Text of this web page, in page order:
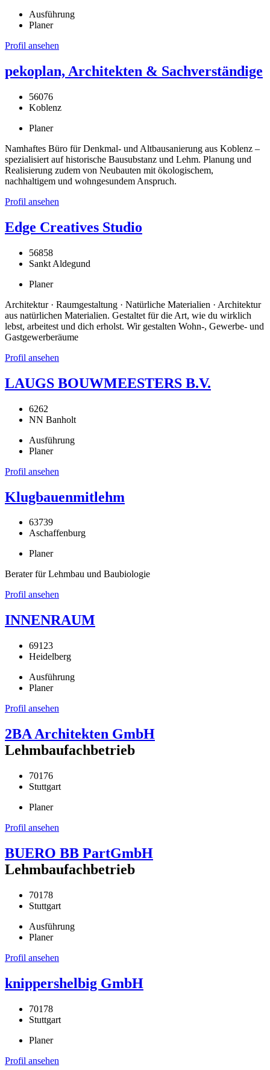
Ausführung
Planer
Profil ansehen
pekoplan, Architekten & Sachverständige
56076
Koblenz
Planer
Namhaftes Büro für Denkmal- und Altbausanierung aus Koblenz –
spezialisiert auf historische Bausubstanz und Lehm. Planung und
Realisierung zudem von Neubauten mit ökologischem,
nachhaltigem und wohngesundem Anspruch.
Profil ansehen
Edge Creatives Studio
56858
Sankt Aldegund
Planer
Architektur · Raumgestaltung · Natürliche Materialien · Architektur
aus natürlichen Materialien. Gestaltet für die Art, wie du wirklich
lebst, arbeitest und dich erholst. Wir gestalten Wohn-, Gewerbe- und
Gastgewerberäume
Profil ansehen
LAUGS BOUWMEESTERS B.V.
6262
NN Banholt
Ausführung
Planer
Profil ansehen
Klugbauenmitlehm
63739
Aschaffenburg
Planer
Berater für Lehmbau und Baubiologie
Profil ansehen
INNENRAUM
69123
Heidelberg
Ausführung
Planer
Profil ansehen
2BA Architekten GmbH
Lehmbaufachbetrieb
70176
Stuttgart
Planer
Profil ansehen
BUERO BB PartGmbH
Lehmbaufachbetrieb
70178
Stuttgart
Ausführung
Planer
Profil ansehen
knippershelbig GmbH
70178
Stuttgart
Planer
Profil ansehen